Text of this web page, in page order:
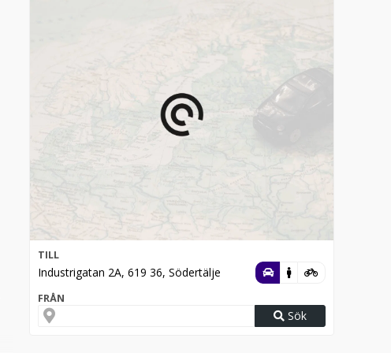
TILL
Industrigatan 2A, 619 36, Södertälje
FRÅN
Sök